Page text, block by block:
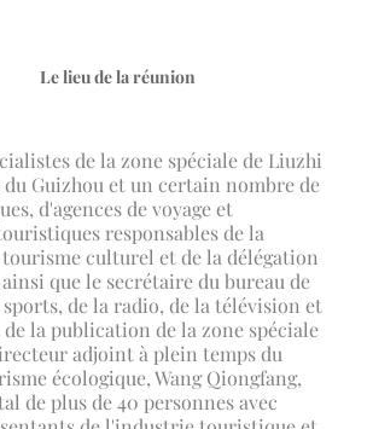
Le lieu de la réunion
de la zone spéciale de Liuzhi
Guizhou et un certain nombre de
d'agences de voyage et
responsables de la
culturel et de la délégation
que le secrétaire du bureau de
de la radio, de la télévision et
de la publication de la zone spéciale
adjoint à plein temps du
écologique, Wang Qiongfang,
de plus de 40 personnes avec